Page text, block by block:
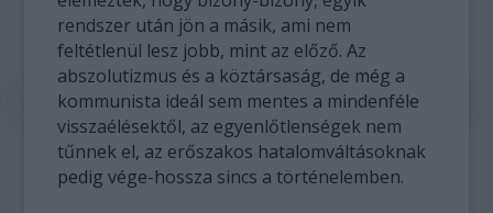
rendszer után jön a másik, ami nem
feltétlenül lesz jobb, mint az előző. Az
abszolutizmus és a köztársaság, de még a
kommunista ideál sem mentes a mindenféle
visszaélésektől, az egyenlőtlenségek nem
tűnnek el, az erőszakos hatalomváltásoknak
pedig vége-hossza sincs a történelemben.